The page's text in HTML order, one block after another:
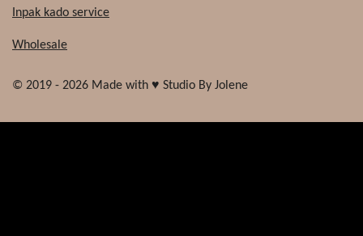
Inpak kado service
Wholesale
© 2019 - 2026 Made with ♥ Studio By Jolene